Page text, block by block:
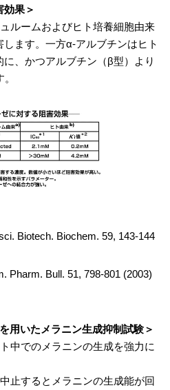
効果＞
ルームおよびヒト培養細胞由来
ます。一方α-アルブチンはヒト
、かつアルブチン（β型）より
Biotech. Biochem. 59, 143-144
Pharm. Bull. 51, 798-801 (2003)
用いたメラニン生成抑制試験＞
中でのメラニンの生成を強力に
止するとメラニンの生成能が回